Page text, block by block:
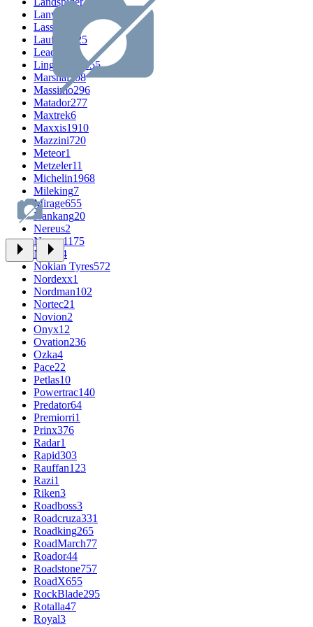
Lanvigator
Lassa
Laufenn
525
Leao
LingLong
1055
Marshal308
Massimo296
Matador277
Maxtrek6
Maxxis1910
Mazzini720
Meteor1
Metzeler11
Michelin1968
Mileking7
Mirage655
Nankang20
Nereus2
Nexen1175
Nitto
94
Nokian Tyres572
Nordexx1
Nordman102
Nortec21
Novion2
Onyx12
Ovation236
Ozka4
Pace22
Petlas10
Powertrac140
Predator64
Premiorri1
Prinx376
Radar1
Rapid303
Rauffan123
Razi1
Riken3
Roadboss3
Roadcruza331
Roadking265
RoadMarch77
Roador44
Roadstone757
RoadX655
RockBlade295
Rotalla47
Royal3